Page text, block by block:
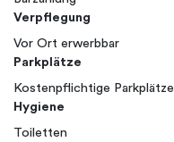
Verpflegung
Vor Ort erwerbbar
Parkplätze
Kostenpflichtige Parkplätze
Hygiene
Toiletten